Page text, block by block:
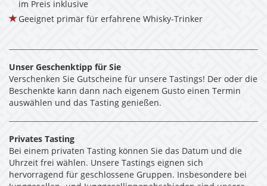
im Preis inklusive
Geeignet primär für erfahrene Whisky-Trinker
Unser Geschenktipp für Sie
Verschenken Sie Gutscheine für unsere Tastings! Der oder die
Beschenkte kann dann nach eigenem Gusto einen Termin
auswählen und das Tasting genießen.
Privates Tasting
Bei einem privaten Tasting können Sie das Datum und die
Uhrzeit frei wählen. Unsere Tastings eignen sich
hervorragend für geschlossene Gruppen. Insbesondere bei